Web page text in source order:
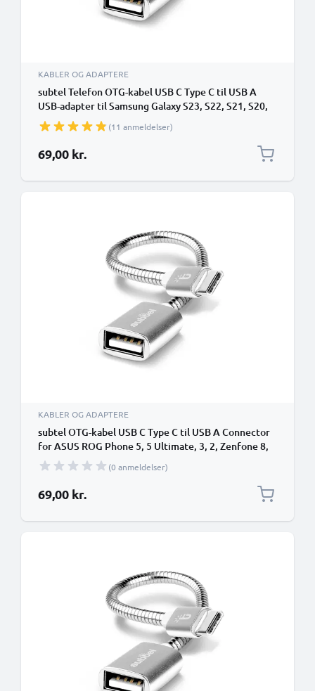
KABLER OG ADAPTERE
subtel Telefon OTG-kabel USB C Type C til USB A
USB-adapter til Samsung Galaxy S23, S22, S21, S20,
A52, A51 Smartphone OTG 2.0
(11 anmeldelser)
69,00 kr.
KABLER OG ADAPTERE
subtel OTG-kabel USB C Type C til USB A Connector
for ASUS ROG Phone 5, 5 Ultimate, 3, 2, Zenfone 8,
7, 7 Pro, 6 2019 OTG 2.0 Adapter
(0 anmeldelser)
69,00 kr.